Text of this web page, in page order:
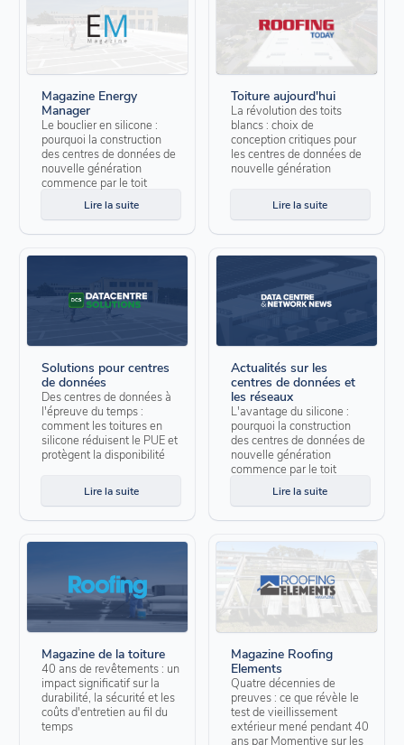
Magazine Energy
Manager
Le bouclier en silicone :
pourquoi la construction
des centres de données de
nouvelle génération
commence par le toit
Lire la suite
Toiture aujourd'hui
La révolution des toits
blancs : choix de
conception critiques pour
les centres de données de
nouvelle génération
Lire la suite
Solutions pour centres
de données
Des centres de données à
l'épreuve du temps :
comment les toitures en
silicone réduisent le PUE et
protègent la disponibilité
Lire la suite
Actualités sur les
centres de données et
les réseaux
L'avantage du silicone :
pourquoi la construction
des centres de données de
nouvelle génération
commence par le toit
Lire la suite
Magazine de la toiture
40 ans de revêtements : un
impact significatif sur la
durabilité, la sécurité et les
coûts d'entretien au fil du
temps
Magazine Roofing
Elements
Quatre décennies de
preuves : ce que révèle le
test de vieillissement
extérieur mené pendant 40
ans par Momentive sur les